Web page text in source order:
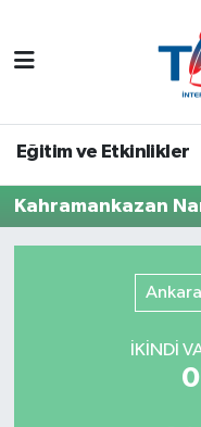
Eğitim ve Etkinlikler
Kahramankazan
Ankara
İKINDI
Nöbetçi
Trafik Durumu
Puan Durumu
Tüm Manşetler